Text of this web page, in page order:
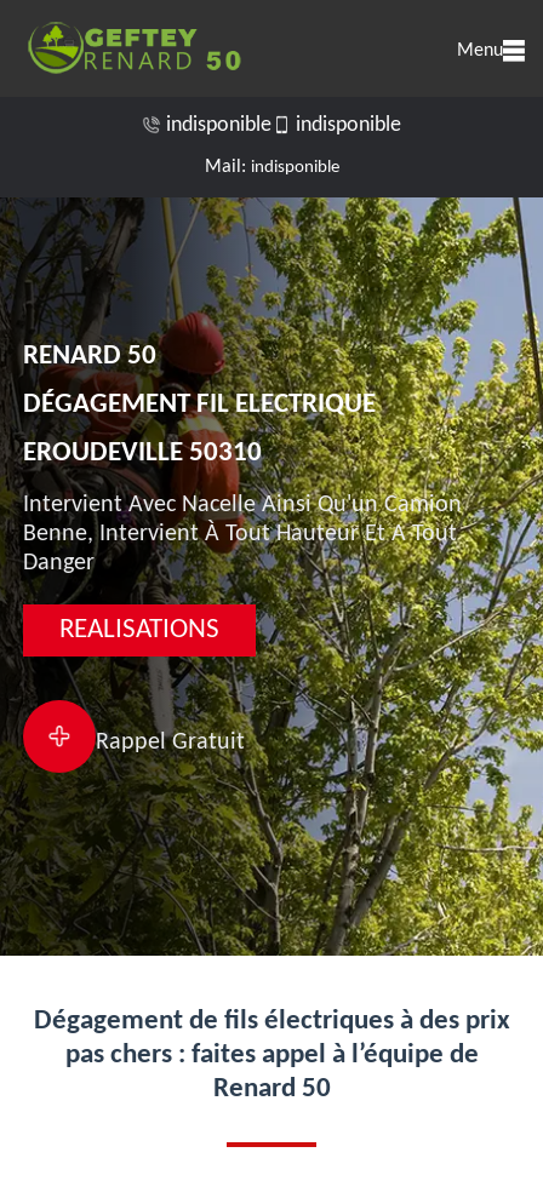
Menu
indisponible indisponible
Mail: indisponible
RENARD 50
DÉGAGEMENT FIL ELECTRIQUE
EROUDEVILLE 50310
Intervient Avec Nacelle Ainsi Qu'un Camion
Benne, Intervient À Tout Hauteur Et A Tout
Danger
REALISATIONS
Rappel Gratuit
Dégagement de fils électriques à des prix
pas chers : faites appel à l’équipe de
Renard 50